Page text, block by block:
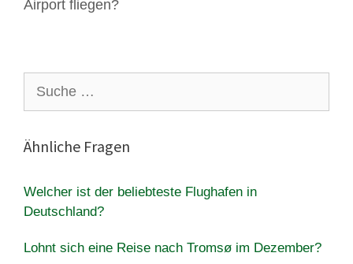
Airport fliegen?
nach:
Ähnliche Fragen
Welcher ist der beliebteste Flughafen in
Deutschland?
Lohnt sich eine Reise nach Tromsø im Dezember?